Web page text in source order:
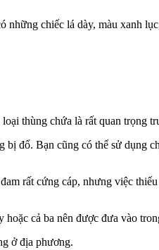
chiếc lá dày, màu xanh
thùng chứa là rất quan trọng
đổ. Bạn cũng có thể sử dụng
rất cứng cáp, nhưng việc
cả ba nên được đưa vào
ở địa phương.